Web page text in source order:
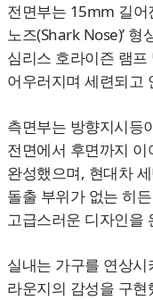
전면부는 15mm 길어
노즈(Shark Nose)’
심리스 호라이즌 램
어우러지며 세련되고
측면부는 방향지시등
전면에서 후면까지
완성했으며, 현대차
돌출 부위가 없는 히
고급스러운 디자인을
실내는 가구를 연상
라운지의 감성을 구